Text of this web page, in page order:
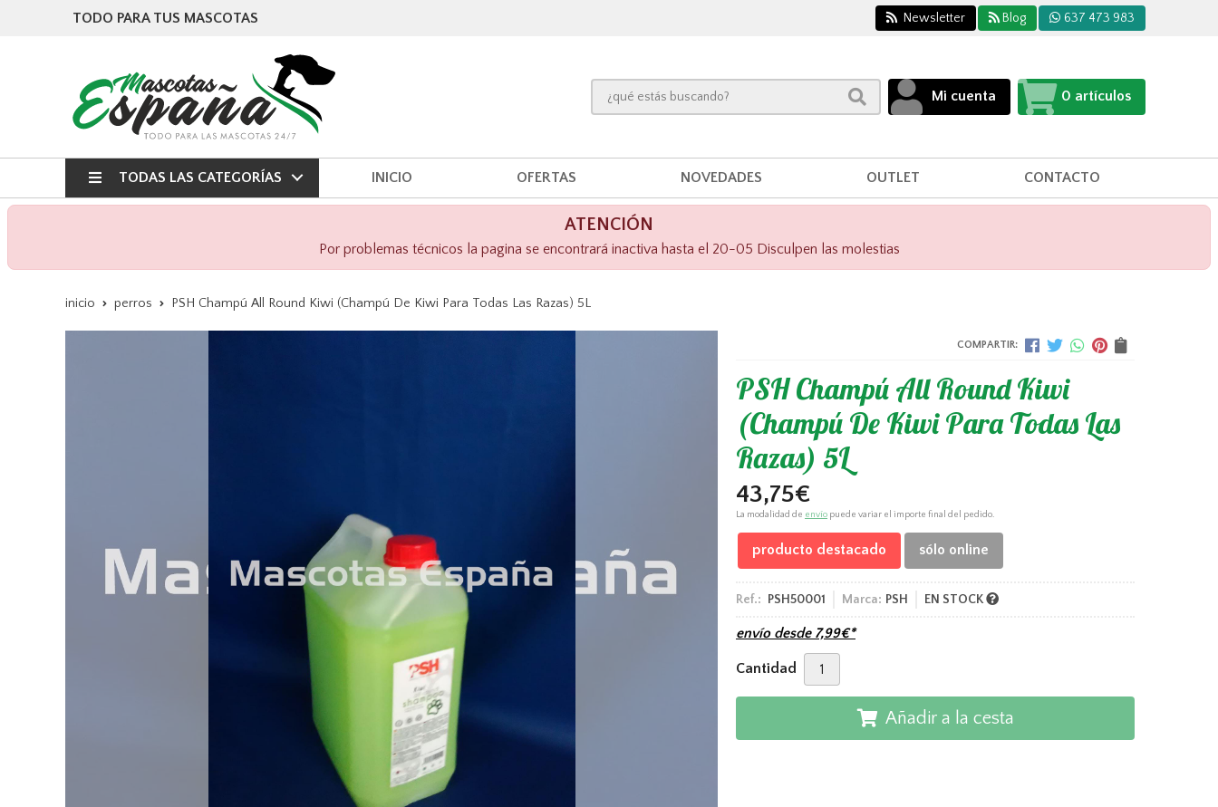
TODO PARA TUS MASCOTAS Newsletter Blog 637 473 983
Mi cuenta 0 artículos
TODAS LAS CATEGORÍAS INICIO OFERTAS NOVEDADES OUTLET CONTACTO
ATENCIÓN
Por problemas técnicos la pagina se encontrará inactiva hasta el 20-05 Disculpen las molestias
inicio perros PSH Champú All Round Kiwi (Champú De Kiwi Para Todas Las Razas) 5L
COMPARTIR:
PSH Champú All Round Kiwi
(Champú De Kiwi Para Todas Las
Razas) 5L
43,75€
La modalidad de envío puede variar el importe final del pedido.
producto destacado sólo online
Ref.: PSH50001 Marca: PSH EN STOCK
envío desde 7,99€*
Cantidad
Añadir a la cesta